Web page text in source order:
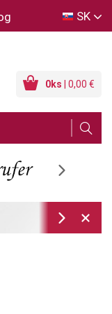
SK
0ks | 0,00 €